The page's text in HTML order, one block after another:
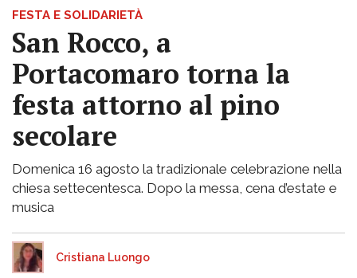
FESTA E SOLIDARIETÀ
San Rocco, a
Portacomaro torna la
festa attorno al pino
secolare
Domenica 16 agosto la tradizionale celebrazione nella
chiesa settecentesca. Dopo la messa, cena d’estate e
musica
Cristiana Luongo